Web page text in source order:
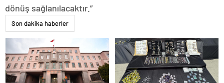
dönüş sağlanılacaktır.”
Son dakika haberler